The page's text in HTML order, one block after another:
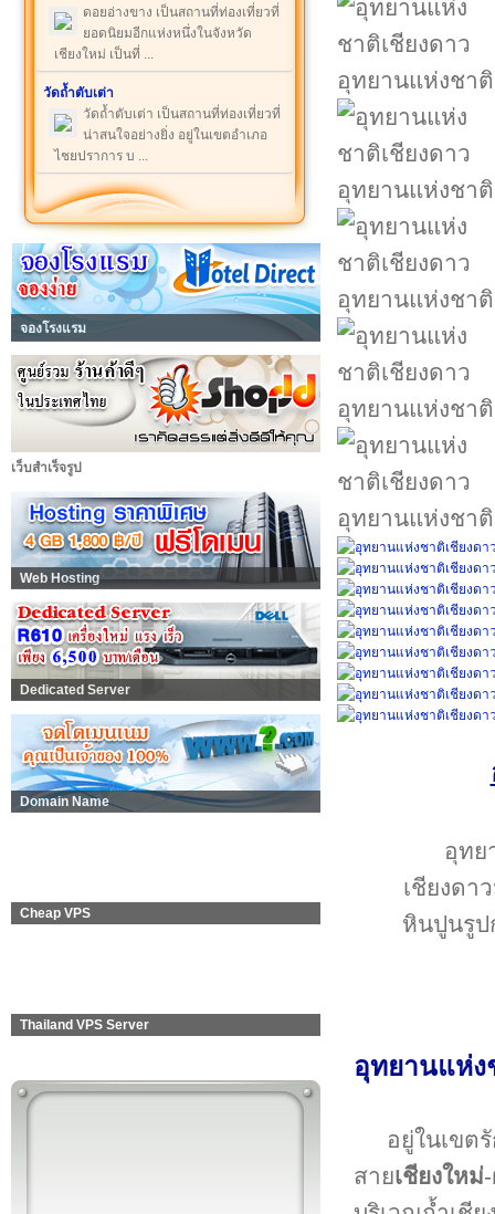
ดอยอ่างขาง เป็นสถานที่ท่องเที่ยวที่
ยอดนิยมอีกแห่งหนึ่งในจังหวัด
เชียงใหม่ เป็นที่ ...
วัดถ้ำตับเต่า
วัดถ้ำตับเต่า เป็นสถานที่ท่องเที่ยวที่
น่าสนใจอย่างยิ่ง อยู่ในเขตอำเภอ
ไชยปราการ บ ...
จองโรงแรม
เว็บสำเร็จรูป
Web Hosting
Dedicated Server
Domain Name
Cheap VPS
Thailand VPS Server
อุทยานแห่งชาติ
อุทยานแห่งชาติ
อุทยานแห่งชาติ
อุทยานแห่งชาติ
อุทยานแห่งชาติ
อุทย
เชียงดา
หินปูนรูป
อุทยานแห่ง
อยู่ในเขต
สายเชียงใหม่